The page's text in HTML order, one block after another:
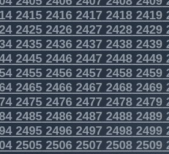
24152416241724182419
24252426242724282429
24352436243724382439
24452446244724482449
24552456245724582459
24652466246724682469
24752476247724782479
24852486248724882489
24952496249724982499
25052506250725082509